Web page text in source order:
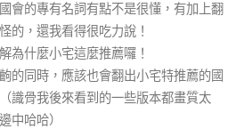
會的專有名詞有點不是很懂，有加上翻
的，還我看得很吃力說！
為什麼小宅這麼推薦囉！
的同時，應該也會翻出小宅特推薦的國
識骨我後來看到的一些版本都畫質太
中哈哈）